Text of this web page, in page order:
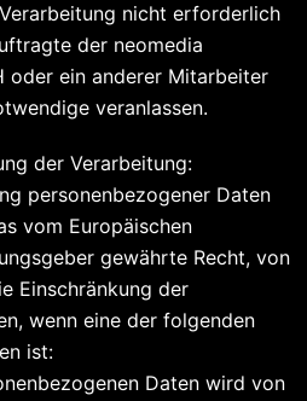
nicht erforderlich
der neomedia
oder ein anderer Mitarbeiter
veranlassen.
der Verarbeitung:
personenbezogener Daten
vom Europäischen
gewährte Recht, von
Einschränkung der
wenn eine der folgenden
ist:
Daten wird von